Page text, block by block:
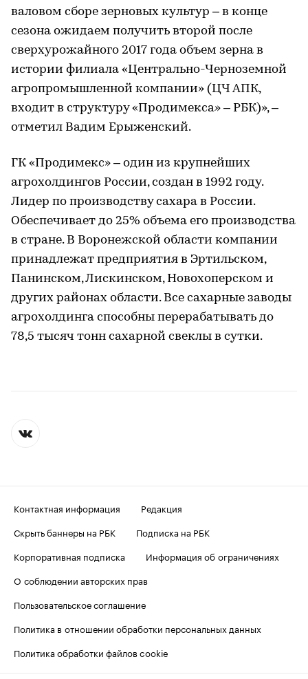
валовом сборе зерновых культур – в конце
сезона ожидаем получить второй после
сверхурожайного 2017 года объем зерна в
истории филиала «Центрально-Черноземной
агропромышленной компании» (ЦЧ АПК,
входит в структуру «Продимекса» – РБК)», –
отметил Вадим Ерыженский.
ГК «Продимекс» – один из крупнейших
агрохолдингов России, создан в 1992 году.
Лидер по производству сахара в России.
Обеспечивает до 25% объема его производства
в стране. В Воронежской области компании
принадлежат предприятия в Эртильском,
Панинском, Лискинском, Новохоперском и
других районах области. Все сахарные заводы
агрохолдинга способны перерабатывать до
78,5 тысяч тонн сахарной свеклы в сутки.
Контактная информация
Редакция
Скрыть баннеры на РБК
Подписка на РБК
Корпоративная подписка
Информация об ограничениях
О соблюдении авторских прав
Пользовательское соглашение
Политика в отношении обработки персональных данных
Политика обработки файлов cookie